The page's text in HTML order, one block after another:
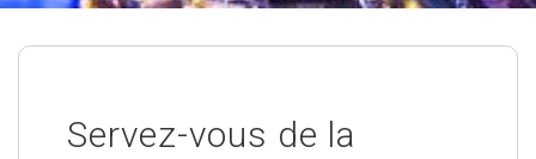
Servez-vous de la